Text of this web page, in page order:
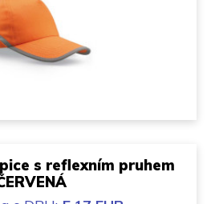
s reflexním pruhem